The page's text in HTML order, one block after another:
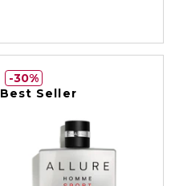
Best Seller
30%